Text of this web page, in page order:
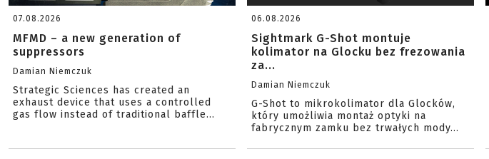
07.08.2026
MFMD – a new generation of
suppressors
Damian Niemczuk
Strategic Sciences has created an
exhaust device that uses a controlled
gas flow instead of traditional baffle...
06.08.2026
Sightmark G-Shot montuje
kolimator na Glocku bez frezowania
za...
Damian Niemczuk
G-Shot to mikrokolimator dla Glocków,
który umożliwia montaż optyki na
fabrycznym zamku bez trwałych mody...